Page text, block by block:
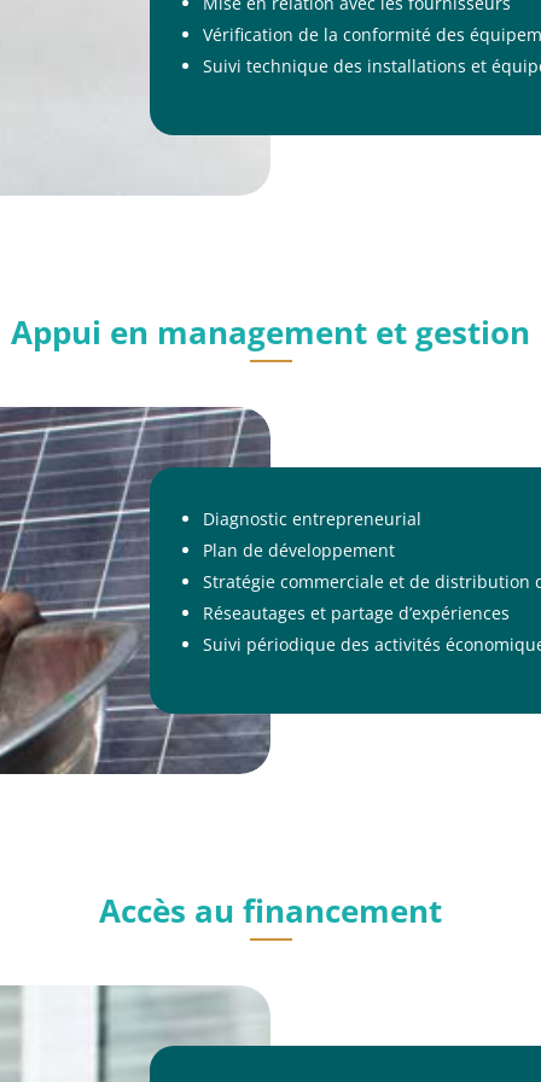
Vérification de la conformité des
Suivi technique des installations et
Appui en management et gestion
Diagnostic entrepreneurial
Plan de développement
Stratégie commerciale et de distribution
Réseautages et partage d’expériences
Suivi périodique des activités
Accès au financement